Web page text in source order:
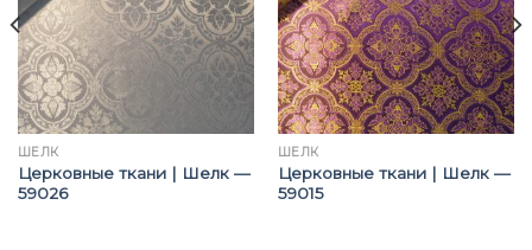
ШЁЛК
Церковные ткани | Шелк —
59026
ШЁЛК
Церковные ткани | Шелк —
59015